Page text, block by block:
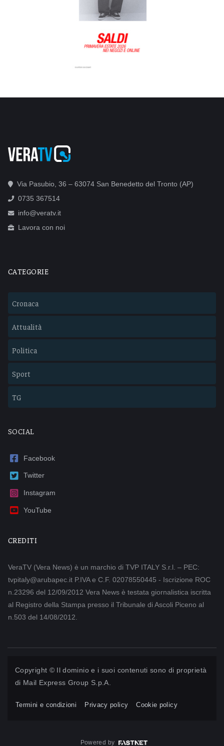
Via Pasubio, 36 – 63074 San Benedetto del Tronto (AP)
0735 367514
info@veratv.it
Lavora con noi
CATEGORIE
Cronaca
Attualità
Politica
Sport
TG
SOCIAL
Facebook
Twitter
Instagram
YouTube
CREDITI
VeraTV (Vera News) è un marchio di TVP ITALY S.r.l. – PEC:
tvpitaly@arubapec.it P.IVA e C.F. 02078550445 - Iscrizione ROC
n.23296 del 12/09/2012 Vera News è testata giornalistica iscritta
al Registro della Stampa presso il Tribunale di Ascoli Piceno al
n.503 del 14/08/2012.
Copyright © Il dominio e i suoi contenuti sono di proprietà
di Mail Express Group S.p.A.
Termini e condizioni Privacy policy Cookie policy
Powered by